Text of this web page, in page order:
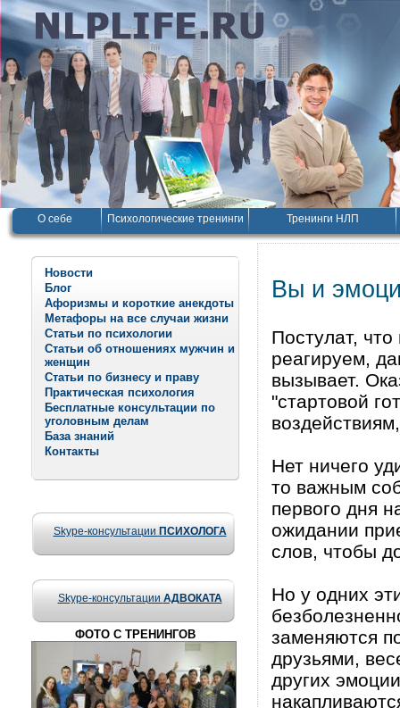
О себе Психологические тренинги Тренинги НЛП
Новости
Блог
Афоризмы и короткие анекдоты
Метафоры на все случаи жизни
Статьи по психологии
Статьи об отношениях мужчин и
женщин
Статьи по бизнесу и праву
Практическая психология
Бесплатные консультации по
уголовным делам
База знаний
Контакты
Skype-консультации ПСИХОЛОГА
Skype-консультации АДВОКАТА
ФОТО С ТРЕНИНГОВ
Вы и
Постулат,
реагируем,
вызывает.
"стартовой
Нет ничего
то важным
первого дня
ожидании
слов, чтобы
Но у одних
заменяются
друзьями,
других